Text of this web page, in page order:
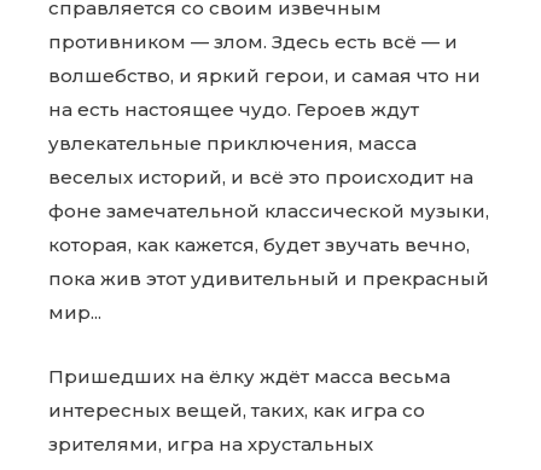
справляется со своим извечным
противником — злом. Здесь есть всё — и
волшебство, и яркий герои, и самая что ни
на есть настоящее чудо. Героев ждут
увлекательные приключения, масса
веселых историй, и всё это происходит на
фоне замечательной классической музыки,
которая, как кажется, будет звучать вечно,
пока жив этот удивительный и прекрасный
мир...
Пришедших на ёлку ждёт масса весьма
интересных вещей, таких, как игра со
зрителями, игра на хрустальных